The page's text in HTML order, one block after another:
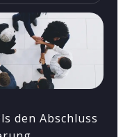
den Abschluss